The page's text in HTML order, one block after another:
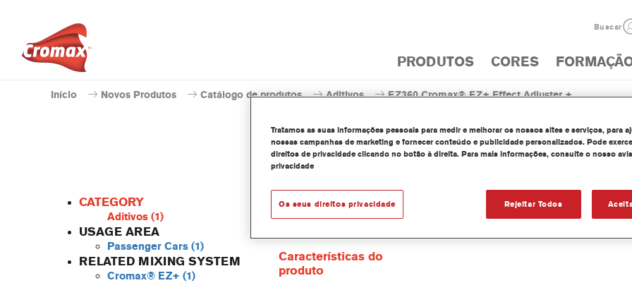
Buscar
PRODUTOS CORES
Início Novos Produtos Catálogo de produtos Aditivos EZ360 Cromax® EZ+ Effect Adjuster +
CATEGORY
Aditivos (1)
USAGE AREA
Passenger Cars (1)
RELATED MIXING SYSTEM
Cromax® EZ+ (1)
EZ360 Cromax® EZ+
Características do
produto
Tratamos as suas informações pessoais para medir e melhorar os nossos sites e serviços, para
nossas campanhas de marketing e fornecer conteúdo e publicidade personalizados. Pode
direitos de privacidade clicando no botão à direita. Para mais informações, consulte o nosso
privacidade
Rejeitar Todos
Os seus direitos privacidade